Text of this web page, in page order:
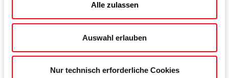
Alle zulassen
Auswahl erlauben
Nur technisch erforderliche Cookies
Abstell-Schiebeelemente
Anforderungen:190 Garnituren; Flügelmaße: 2.400 x